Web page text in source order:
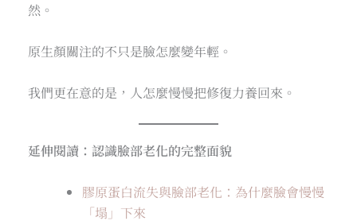
然。
原生顏關注的不只是臉怎麼變年輕。
我們更在意的是，人怎麼慢慢把修復力養回來。
延伸閱讀：認識臉部老化的完整面貌
膠原蛋白流失與臉部老化：為什麼臉會慢慢
「塌」下來